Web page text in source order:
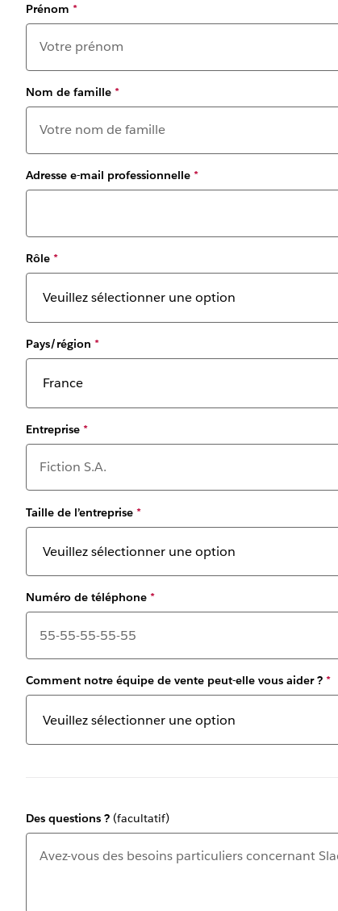
Prénom *
Nom de famille *
Adresse e-mail professionnelle *
Rôle *
Pays/région *
Entreprise *
Taille de l’entreprise *
Numéro de téléphone *
Comment notre équipe de vente peut-elle vous aider ? *
Des questions ? (facultatif)